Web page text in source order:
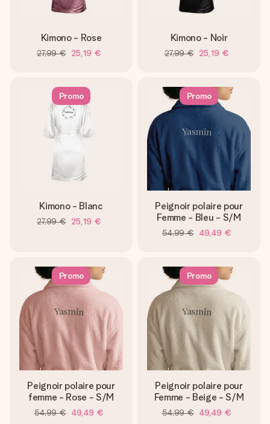
Kimono - Rose
27,99 € 25,19 €
Kimono - Noir
27,99 € 25,19 €
Promo
Kimono - Blanc
27,99 € 25,19 €
Promo
Peignoir polaire pour
Femme - Bleu - S/M
54,99 € 49,49 €
Promo
Peignoir polaire pour
femme - Rose - S/M
54,99 € 49,49 €
Promo
Peignoir polaire pour
Femme - Beige - S/M
54,99 € 49,49 €